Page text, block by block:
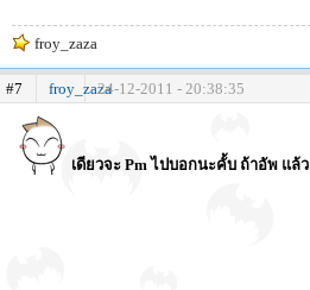
froy_zaza
#7 froy_zaza24-12-2011 - 20:38:35
เดียวจะ Pm ไปบอกนะคั้บ ถ้าอัพ แล้ว